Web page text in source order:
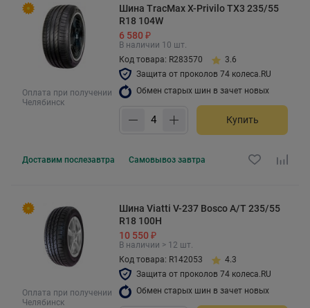
Оплата при получении
Челябинск
Шина TracMax X-Privilo TX3 235/55
R18 104W
6 580 ₽
В наличии 10 шт.
Код товара: R283570
3.6
Защита от проколов 74 колеса.RU
Обмен старых шин в зачет новых
Купить
Доставим послезавтра Самовывоз завтра
Оплата при получении
Челябинск
Шина Viatti V-237 Bosco A/T 235/55
R18 100H
10 550 ₽
В наличии > 12 шт.
Код товара: R142053
4.3
Защита от проколов 74 колеса.RU
Обмен старых шин в зачет новых